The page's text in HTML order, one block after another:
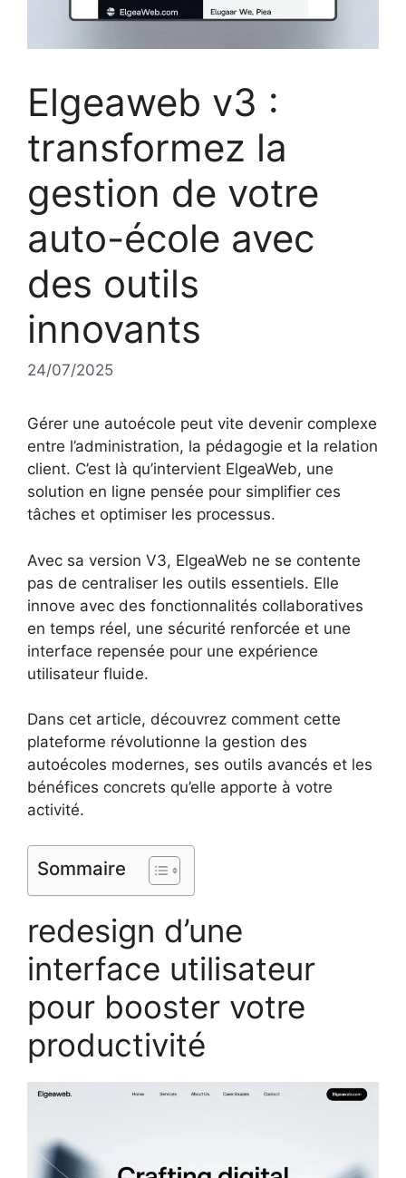
Elgeaweb v3 :
transformez la
gestion de votre
auto-école avec
des outils
innovants
24/07/2025
Gérer une autoécole peut vite devenir complexe
entre l’administration, la pédagogie et la relation
client. C’est là qu’intervient ElgeaWeb, une
solution en ligne pensée pour simplifier ces
tâches et optimiser les processus.
Avec sa version V3, ElgeaWeb ne se contente
pas de centraliser les outils essentiels. Elle
innove avec des fonctionnalités collaboratives
en temps réel, une sécurité renforcée et une
interface repensée pour une expérience
utilisateur fluide.
Dans cet article, découvrez comment cette
plateforme révolutionne la gestion des
autoécoles modernes, ses outils avancés et les
bénéfices concrets qu’elle apporte à votre
activité.
Sommaire
redesign d’une
interface utilisateur
pour booster votre
productivité